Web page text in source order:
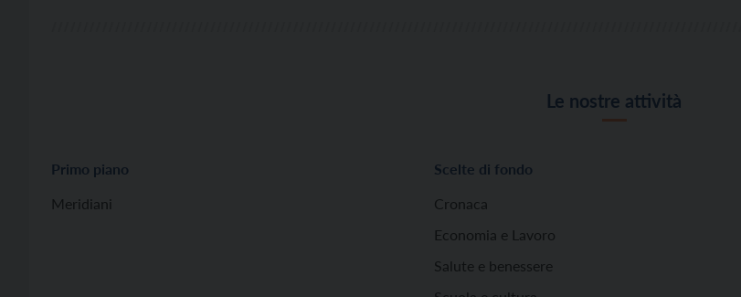
Le nostre attività
Primo piano
Meridiani
Scelte di fondo
Cronaca
Economia e Lavoro
Salute e benessere